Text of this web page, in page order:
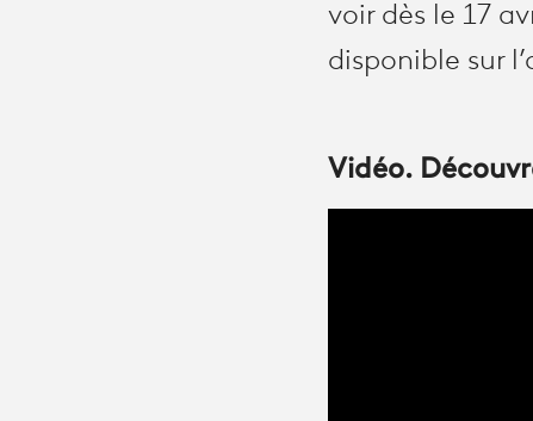
voir dès le 17
disponible sur
Vidéo.